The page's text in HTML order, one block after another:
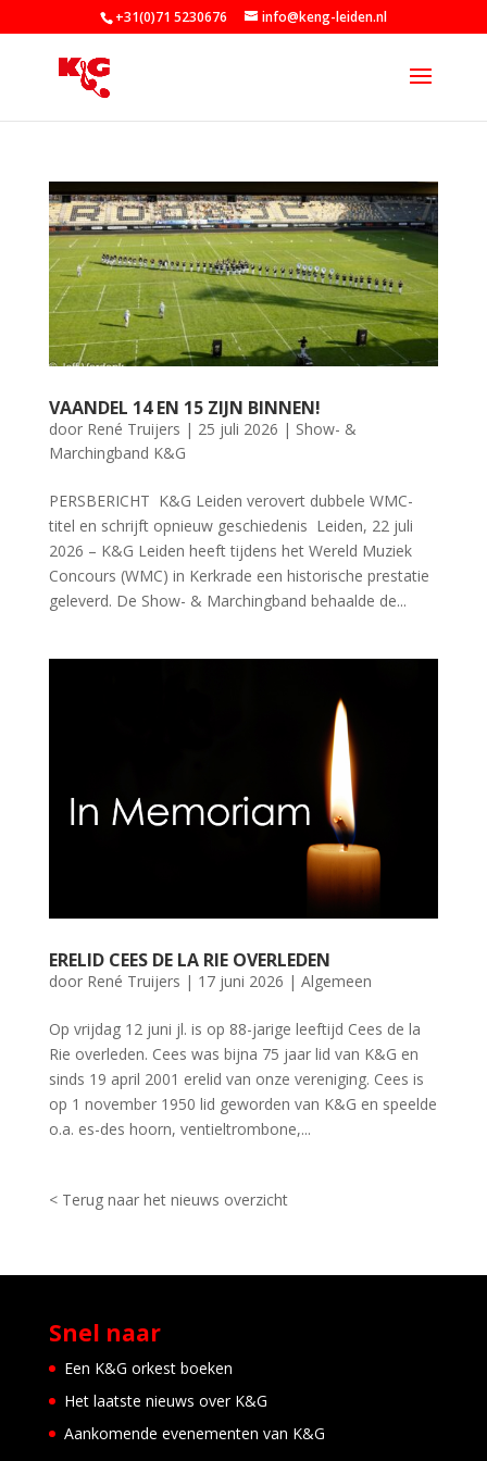
+31(0)71 5230676 info@keng-leiden.nl
VAANDEL 14 EN 15 ZIJN BINNEN!
door René Truijers | 25 juli 2026 | Show- &
Marchingband K&G
PERSBERICHT K&G Leiden verovert dubbele WMC-
titel en schrijft opnieuw geschiedenis Leiden, 22 juli
2026 – K&G Leiden heeft tijdens het Wereld Muziek
Concours (WMC) in Kerkrade een historische prestatie
geleverd. De Show- & Marchingband behaalde de...
ERELID CEES DE LA RIE OVERLEDEN
door René Truijers | 17 juni 2026 | Algemeen
Op vrijdag 12 juni jl. is op 88-jarige leeftijd Cees de la
Rie overleden. Cees was bijna 75 jaar lid van K&G en
sinds 19 april 2001 erelid van onze vereniging. Cees is
op 1 november 1950 lid geworden van K&G en speelde
o.a. es-des hoorn, ventieltrombone,...
< Terug naar het nieuws overzicht
Snel naar
Een K&G orkest boeken
Het laatste nieuws over K&G
Aankomende evenementen van K&G